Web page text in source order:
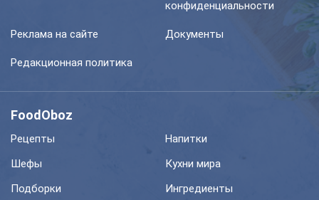
конфиденциальности
Реклама на сайте Документы
Редакционная политика
FoodOboz
Рецепты
Напитки
Шефы
Кухни мира
Подборки
Ингредиенты